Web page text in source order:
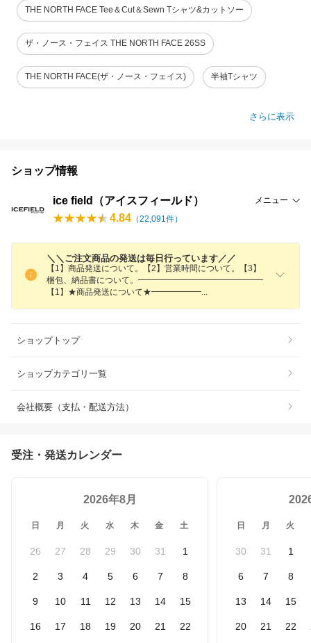
THE NORTH FACE Tee＆Cut＆Sewn Tシャツ&カットソー
ザ・ノース・フェイス THE NORTH FACE 26SS
THE NORTH FACE(ザ・ノース・フェイス) 半袖Tシャツ
さらに表示
ショップ情報
ice field（アイスフィールド） メニュー
4.84 （22,091件）
＼＼ご注文商品の発送は毎日行っています／／
【1】商品発送について。【2】営業時間について。【3】
梱包、納品書について。━━━━━━━━━━━━━━━
【1】★商品発送について★━━━━━━
ショップトップ
ショップカテゴリ一覧
会社概要（支払・配送方法）
受注・発送カレンダー
2026年8月
日 月 火 水 木 金 土
26 27 28 29 30 31 1
2 3 4 5 6 7 8
9 10 11 12 13 14 15
16 17 18 19 20 21 22
日 月 火
30 31 1
6 7 8
13 14 15
20 21 22